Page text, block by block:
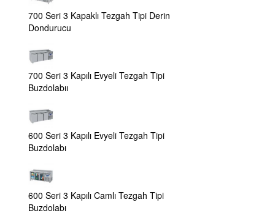
700 Seri 3 Kapaklı Tezgah Tipi Derin
Dondurucu
700 Seri 3 Kapılı Evyeli Tezgah Tipi
Buzdolabıı
600 Seri 3 Kapılı Evyeli Tezgah Tipi
Buzdolabı
600 Seri 3 Kapılı Camlı Tezgah Tipi
Buzdolabı